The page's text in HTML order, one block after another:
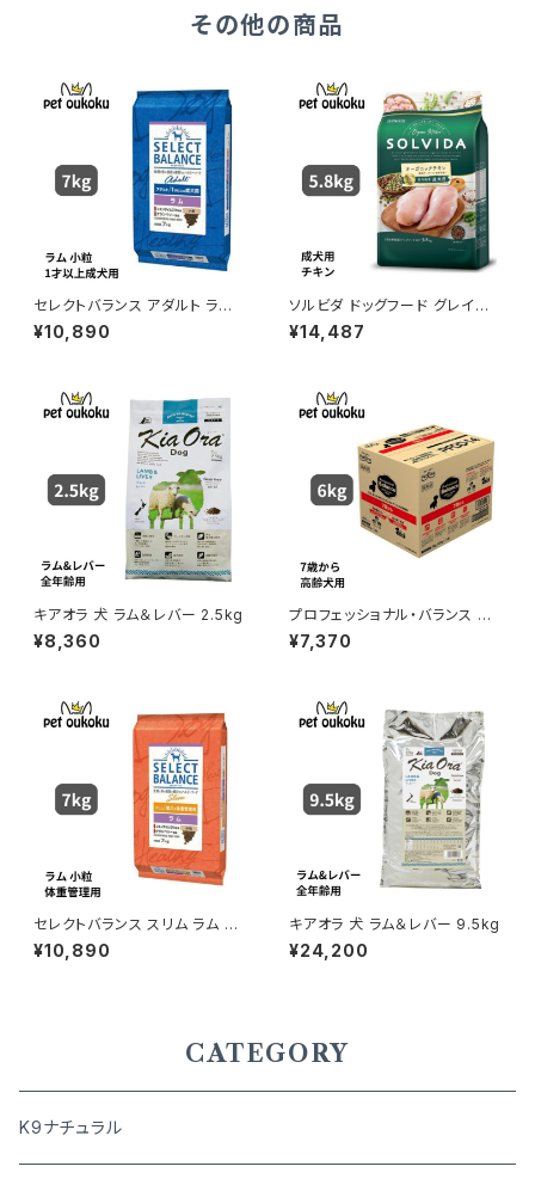
その他の商品
セレクトバランス アダルト ラム
小粒 １才以上の成犬用 7kg
¥10,890
ソルビダ ドッグフード グレイン
フリー チキン 室内飼育成犬用
5.8kg 4562312014473
¥14,487
キアオラ 犬 ラム＆レバー 2.5kg
¥8,360
プロフェッショナル・バランス 7
歳から高齢犬用 6kg
¥7,370
セレクトバランス スリム ラム 小
粒 成犬の体重管理用 7kg
¥10,890
キアオラ 犬 ラム＆レバー 9.5kg
¥24,200
CATEGORY
K9ナチュラル